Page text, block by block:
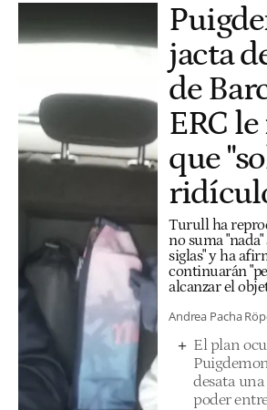
jacta
de
ERC
que
Turull ha
no suma
siglas" y ha
continuarán
alcanzar el
Andrea Pacha
El plan
desata
poder